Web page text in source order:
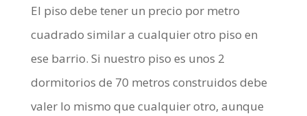
El piso debe tener un precio por metro
cuadrado similar a cualquier otro piso en
ese barrio. Si nuestro piso es unos 2
dormitorios de 70 metros construidos debe
valer lo mismo que cualquier otro, aunque